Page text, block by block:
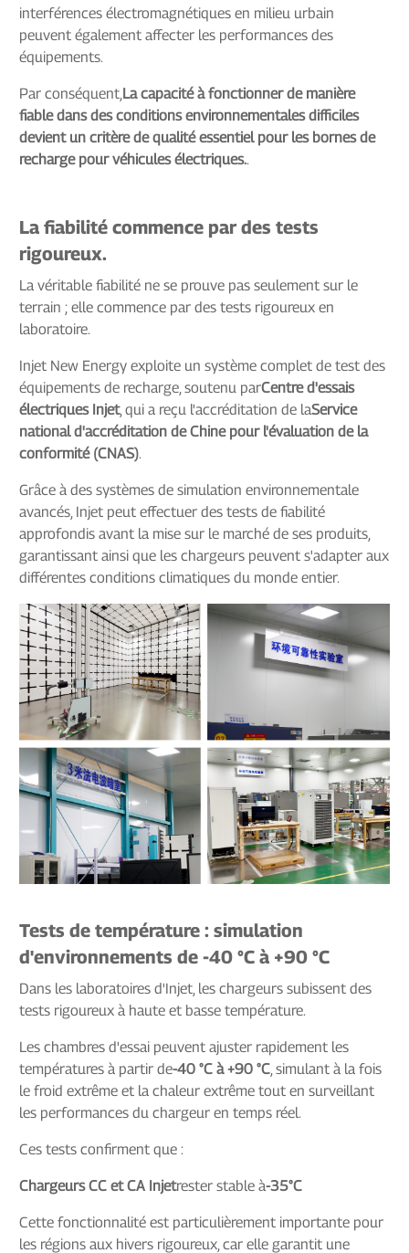
interférences électromagnétiques en milieu urbain
peuvent également affecter les performances des
équipements.
Par conséquent,La capacité à fonctionner de manière
fiable dans des conditions environnementales difficiles
devient un critère de qualité essentiel pour les bornes de
recharge pour véhicules électriques..
La fiabilité commence par des tests
rigoureux.
La véritable fiabilité ne se prouve pas seulement sur le
terrain ; elle commence par des tests rigoureux en
laboratoire.
Injet New Energy exploite un système complet de test des
équipements de recharge, soutenu parCentre d'essais
électriques Injet, qui a reçu l'accréditation de laService
national d'accréditation de Chine pour l'évaluation de la
conformité (CNAS).
Grâce à des systèmes de simulation environnementale
avancés, Injet peut effectuer des tests de fiabilité
approfondis avant la mise sur le marché de ses produits,
garantissant ainsi que les chargeurs peuvent s'adapter aux
différentes conditions climatiques du monde entier.
Tests de température : simulation
d'environnements de -40 °C à +90 °C
Dans les laboratoires d'Injet, les chargeurs subissent des
tests rigoureux à haute et basse température.
Les chambres d'essai peuvent ajuster rapidement les
températures à partir de-40 °C à +90 °C, simulant à la fois
le froid extrême et la chaleur extrême tout en surveillant
les performances du chargeur en temps réel.
Ces tests confirment que :
Chargeurs CC et CA Injetrester stable à-35°C
Cette fonctionnalité est particulièrement importante pour
les régions aux hivers rigoureux, car elle garantit une